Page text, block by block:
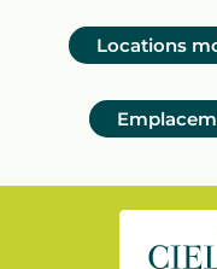
Locations